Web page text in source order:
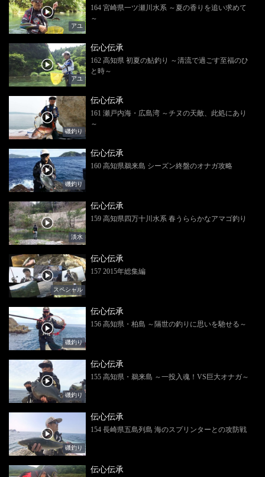
アユ
164 宮崎県一ツ瀬川水系 ～夏の香りを追い求めて
～
アユ
伝心伝承
162 高知県 初夏の鮎釣り ～清流で過ごす至福のひ
と時～
磯釣り
伝心伝承
161 瀬戸内海・広島湾 ～チヌの天敵、此処にあり
～
磯釣り
伝心伝承
160 高知県鵜来島 シーズン終盤のオナガ攻略
淡水
伝心伝承
159 高知県四万十川水系 春うららかなアマゴ釣り
スペシャル
伝心伝承
157 2015年総集編
磯釣り
伝心伝承
156 高知県・柏島 ～隔世の釣りに思いを馳せる～
磯釣り
伝心伝承
155 高知県・鵜来島 ～一投入魂！VS巨大オナガ～
磯釣り
伝心伝承
154 長崎県五島列島 海のスプリンターとの攻防戦
伝心伝承